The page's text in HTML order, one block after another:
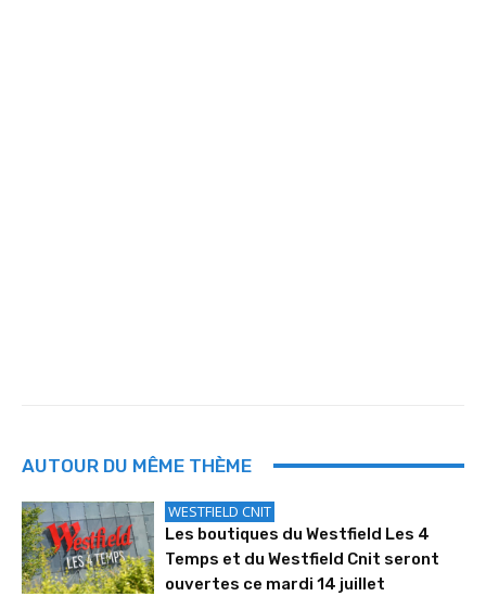
AUTOUR DU MÊME THÈME
WESTFIELD CNIT
Les boutiques du Westfield Les 4
Temps et du Westfield Cnit seront
ouvertes ce mardi 14 juillet